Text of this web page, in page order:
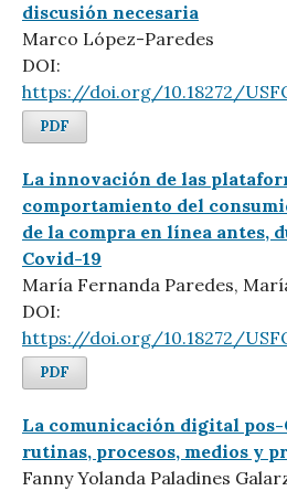
discusión necesaria
Marco López-Paredes
DOI:
https://doi.org/10.18272/
PDF
La innovación de las
comportamiento del
de la compra en línea antes,
Covid-19
María Fernanda Paredes,
DOI:
https://doi.org/10.18272/
PDF
La comunicación digital pos-
rutinas, procesos, medios y
Fanny Yolanda Paladines